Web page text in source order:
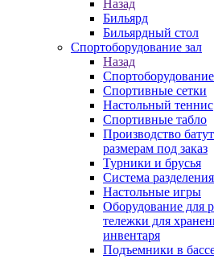
Назад
Бильярд
Бильярдный стол
Спортоборудование зал
Назад
Спортивные сетки
Настольный теннис
Спортивные табло
Производство
размерам под заказ
Турники и брусья
Система
Настольные игры
Оборудование для
тележки для
инвентаря
Подъемники в